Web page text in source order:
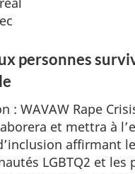
personnes
: WAVAW Rape
et mettra à
affirmant
LGBTQ2 et les